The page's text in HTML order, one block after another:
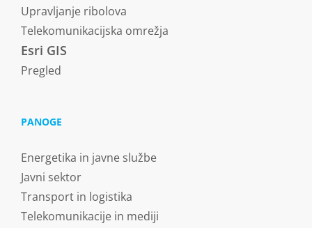
Upravljanje ribolova
Telekomunikacijska omrežja
Esri GIS
Pregled
PANOGE
Energetika in javne službe
Javni sektor
Transport in logistika
Telekomunikacije in mediji